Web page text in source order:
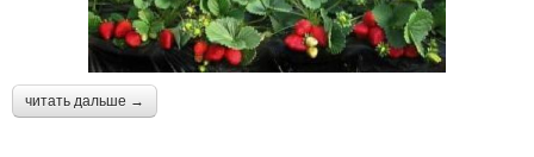
читать дальше →